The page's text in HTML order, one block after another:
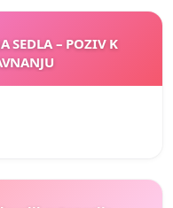
SEDLA – POZIV K